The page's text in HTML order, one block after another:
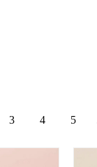
3 4 5